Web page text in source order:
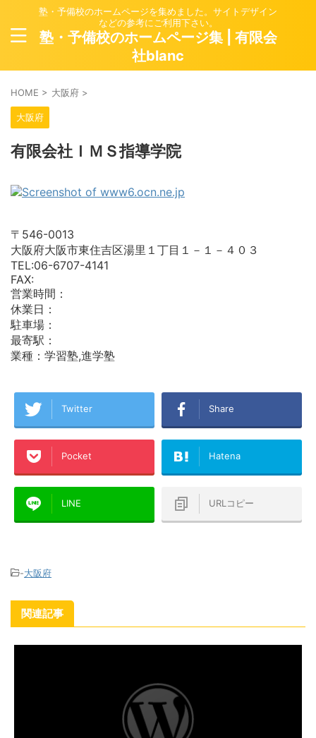
塾・予備校のホームページを集めました。サイトデザイン
などの参考にご利用下さい。
塾・予備校のホームページ集 | 有限会
社blanc
HOME > 大阪府 >
大阪府
有限会社ＩＭＳ指導学院
〒546-0013
大阪府大阪市東住吉区湯里１丁目１－１－４０３
TEL:06-6707-4141
FAX:
営業時間：
休業日：
駐車場：
最寄駅：
業種：学習塾,進学塾
Twitter Share
Pocket Hatena
LINE URLコピー
-大阪府
関連記事